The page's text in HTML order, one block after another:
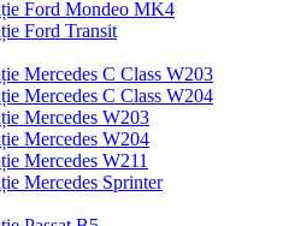
Ford Mondeo MK4
Ford Transit
Mercedes C Class W203
Mercedes C Class W204
Mercedes W203
Mercedes W204
Mercedes W211
Mercedes Sprinter